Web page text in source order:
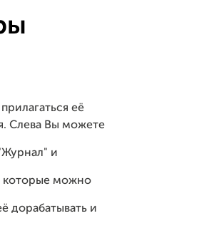
её
Слева Вы можете
и
которые можно
дорабатывать и